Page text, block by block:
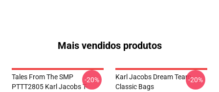
Mais vendidos produtos
Tales From The SMP
PTTT2805 Karl Jacobs T-
-20%
Karl Jacobs Dream Team
Classic Bags
-20%